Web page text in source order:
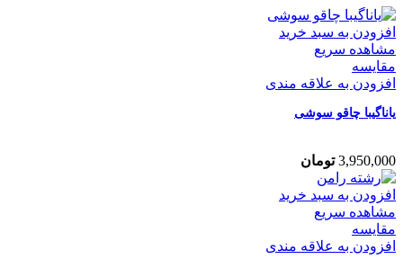
افزودن به سبد خرید
مشاهده سریع
مقایسه
افزودن به علاقه مندی
یاناگیبا چاقو سوشی
3,950,000 تومان
افزودن به سبد خرید
مشاهده سریع
مقایسه
افزودن به علاقه مندی